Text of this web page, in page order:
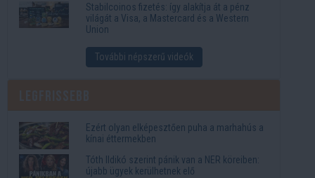
Stabilcoinos fizetés: így alakítja át a pénz
világát a Visa, a Mastercard és a Western
Union
További népszerű videók
Ezért olyan elképesztően puha a marhahús a
kínai éttermekben
Tóth Ildikó szerint pánik van a NER köreiben:
újabb ügyek kerülhetnek elő